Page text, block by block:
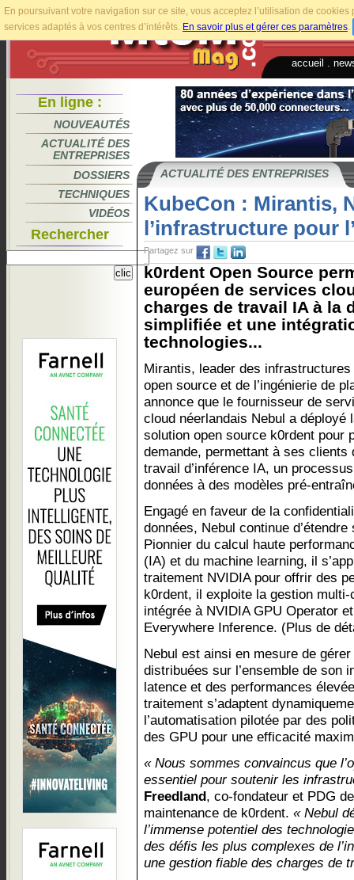
En poursuivant votre navigation sur ce site, vous acceptez l’utilisation de
services adaptés à vos centres d’intérêts. En savoir plus et gérer ces paramètres.
accueil
En ligne :
NOUVEAUTÉS
ACTUALITÉ DES
ENTREPRISES
DOSSIERS
TECHNIQUES
VIDÉOS
Rechercher
ACTUALITÉ DES ENTREPRISES
KubeCon : Mirantis,
l’infrastructure pour
Partagez sur
k0rdent Open Source
européen de services
charges de travail IA à la
simplifiée et une
technologies...
Mirantis, leader des infrastructures
open source et de l’ingénierie de
annonce que le fournisseur de
cloud néerlandais Nebul a déployé
solution open source k0rdent pour
demande, permettant à ses clients
travail d’inférence IA, un
données à des modèles pré-
Engagé en faveur de la
données, Nebul continue
Pionnier du calcul haute
(IA) et du machine learning, il
traitement NVIDIA pour offrir des
k0rdent, il exploite la gestion
intégrée à NVIDIA GPU Operator
Everywhere Inference. (Plus de
Nebul est ainsi en mesure de
distribuées sur l’ensemble de son
latence et des performances
traitement s’adaptent
l’automatisation pilotée par des
des GPU pour une efficacité
« Nous sommes convaincus que
essentiel pour soutenir les
Freedland, co-fondateur et PDG
maintenance de k0rdent. « Nebul
l’immense potentiel des
des défis les plus complexes de
une gestion fiable des charges de